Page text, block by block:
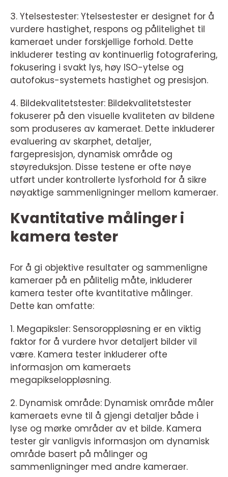
3. Ytelsestester: Ytelsestester er designet for å
vurdere hastighet, respons og pålitelighet til
kameraet under forskjellige forhold. Dette
inkluderer testing av kontinuerlig fotografering,
fokusering i svakt lys, høy ISO-ytelse og
autofokus-systemets hastighet og presisjon.
4. Bildekvalitetstester: Bildekvalitetstester
fokuserer på den visuelle kvaliteten av bildene
som produseres av kameraet. Dette inkluderer
evaluering av skarphet, detaljer,
fargepresisjon, dynamisk område og
støyreduksjon. Disse testene er ofte nøye
utført under kontrollerte lysforhold for å sikre
nøyaktige sammenligninger mellom kameraer.
Kvantitative målinger i
kamera tester
For å gi objektive resultater og sammenligne
kameraer på en pålitelig måte, inkluderer
kamera tester ofte kvantitative målinger.
Dette kan omfatte:
1. Megapiksler: Sensoroppløsning er en viktig
faktor for å vurdere hvor detaljert bilder vil
være. Kamera tester inkluderer ofte
informasjon om kameraets
megapikseloppløsning.
2. Dynamisk område: Dynamisk område måler
kameraets evne til å gjengi detaljer både i
lyse og mørke områder av et bilde. Kamera
tester gir vanligvis informasjon om dynamisk
område basert på målinger og
sammenligninger med andre kameraer.